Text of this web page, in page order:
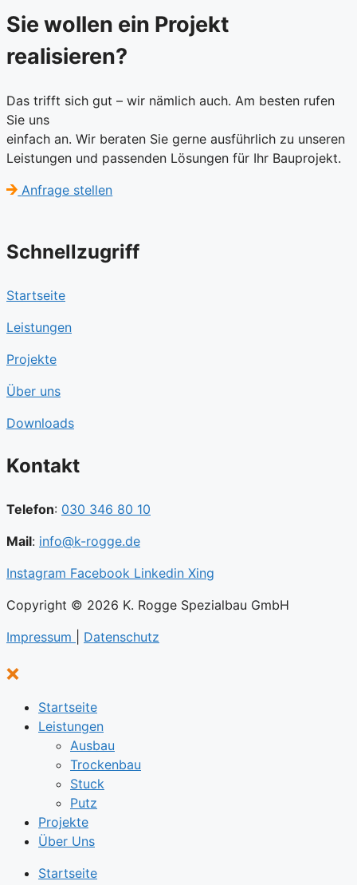
Sie wollen ein Projekt
realisieren?
Das trifft sich gut – wir nämlich auch. Am besten rufen
Sie uns
einfach an. Wir beraten Sie gerne ausführlich zu unseren
Leistungen und passenden Lösungen für Ihr Bauprojekt.
Anfrage stellen
Schnellzugriff
Startseite
Leistungen
Projekte
Über uns
Downloads
Kontakt
Telefon: 030 346 80 10
Mail: info@k-rogge.de
Instagram Facebook Linkedin Xing
Copyright © 2026 K. Rogge Spezialbau GmbH
Impressum
Datenschutz
Startseite
Leistungen
Ausbau
Trockenbau
Stuck
Putz
Projekte
Über Uns
Startseite